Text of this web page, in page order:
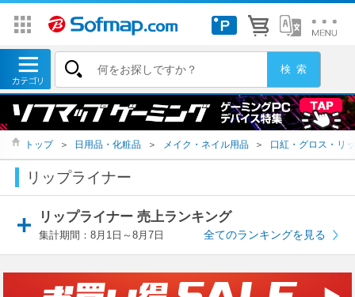
トップ ＞ 日用品・化粧品 ＞ メイク・ネイル用品 ＞ 口紅・グロス・リ
リップライナー
リップライナー 売上ランキング
集計期間：8月1日～8月7日 全てのランキングを見る